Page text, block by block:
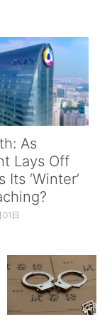
As
Lays Off
Its ‘Winter’
日